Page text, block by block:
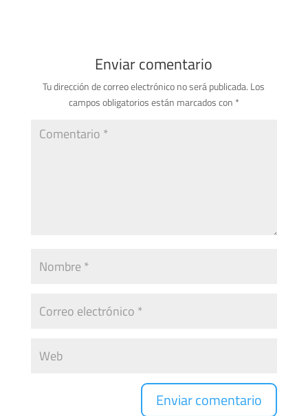
Enviar comentario
Tu dirección de correo electrónico no será publicada. Los
campos obligatorios están marcados con *